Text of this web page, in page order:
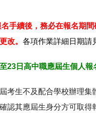
手續後，務必在報名期
改。 各項作業詳細日期請
23日高中職應屆生個人報
考生不及配合學校辦理
認其應屆生身分方可取得